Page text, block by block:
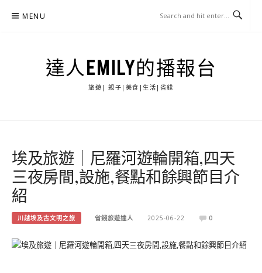
MENU
達人EMILY的播報台
旅遊| 親子|美食|生活|省錢
埃及旅遊｜尼羅河遊輪開箱,四天
三夜房間,設施,餐點和餘興節目介
紹
川越埃及古文明之旅 省錢旅遊達人 2025-06-22 0